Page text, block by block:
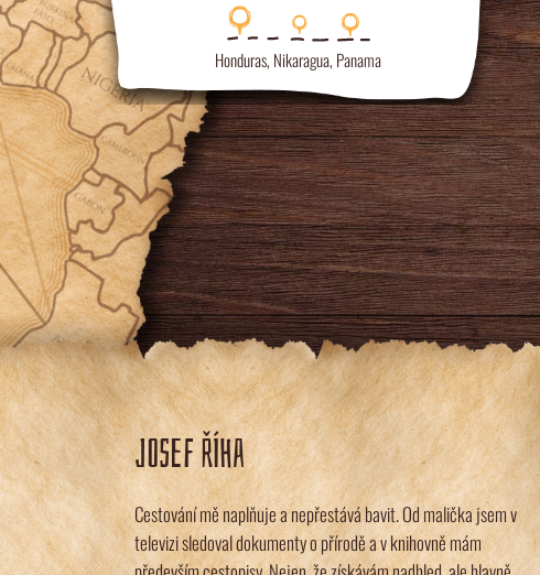
Honduras, Nikaragua, Panama
JOSEF ŘÍHA
Cestování mě naplňuje a nepřestává bavit. Od malička jsem v
televizi sledoval dokumenty o přírodě a v knihovně mám